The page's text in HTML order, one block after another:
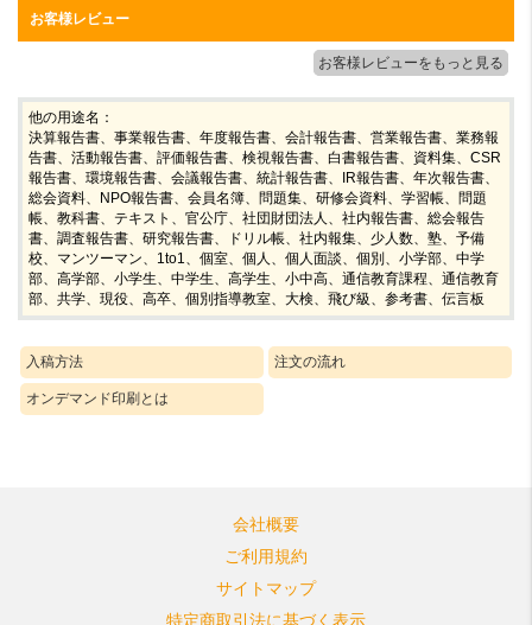
お客様レビュー
お客様レビューをもっと見る
他の用途名：
決算報告書、事業報告書、年度報告書、会計報告書、営業報告書、業務報
告書、活動報告書、評価報告書、検視報告書、白書報告書、資料集、CSR
報告書、環境報告書、会議報告書、統計報告書、IR報告書、年次報告書、
総会資料、NPO報告書、会員名簿、問題集、研修会資料、学習帳、問題
帳、教科書、テキスト、官公庁、社団財団法人、社内報告書、総会報告
書、調査報告書、研究報告書、ドリル帳、社内報集、少人数、塾、予備
校、マンツーマン、1to1、個室、個人、個人面談、個別、小学部、中学
部、高学部、小学生、中学生、高学生、小中高、通信教育課程、通信教育
部、共学、現役、高卒、個別指導教室、大検、飛び級、参考書、伝言板
入稿方法 注文の流れ
オンデマンド印刷とは
会社概要
ご利用規約
サイトマップ
特定商取引法に基づく表示